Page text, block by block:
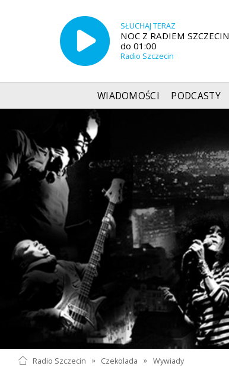
SŁUCHAJ TERAZ
NOC Z RADIEM SZCZECIN
do 01:00
Radio Szczecin
WIADOMOŚCI PODCASTY
Radio Szczecin » Czekolada » Wywiady